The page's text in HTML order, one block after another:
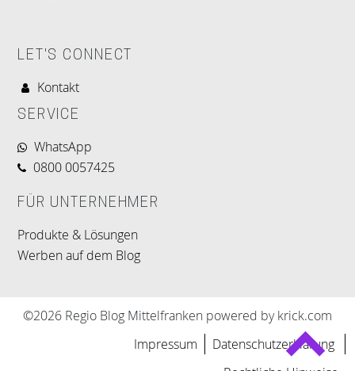
LET'S CONNECT
Kontakt
SERVICE
WhatsApp
0800 0057425
FÜR UNTERNEHMER
Produkte & Lösungen
Werben auf dem Blog
©2026 Regio Blog Mittelfranken powered by krick.com
Impressum
Datenschutzerklärung